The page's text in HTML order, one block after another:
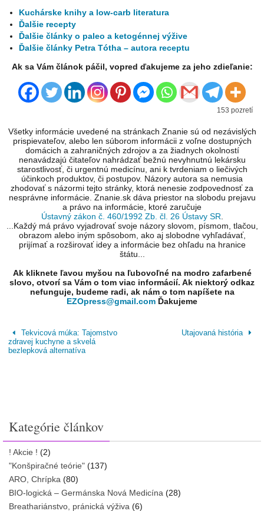
Kuchárske knihy a low-carb literatura
Ďalšie recepty
Ďalšie články o paleo a ketogénnej výžive
Ďalšie články Petra Tótha – autora receptu
Ak sa Vám článok páčil, vopred ďakujeme za jeho zdieľanie:
153 pozretí
Všetky informácie uvedené na stránkach Znanie sú od nezávislých
prispievateľov, alebo len súborom informácii z voľne dostupných
domácich a zahraničných zdrojov a za žiadnych okolností
nenavádzajú čitateľov nahrádzať bežnú nevyhnutnú lekársku
starostlivosť, či urgentnú medicínu, ani k tvrdeniam o liečivých
účinkoch produktov, či postupov. Názory autora sa nemusia
zhodovať s názormi tejto stránky, ktorá nenesie zodpovednosť za
nesprávne informácie. Znanie.sk dáva priestor na slobodu prejavu
a právo na informácie, ktoré zaručuje
Ústavný zákon č. 460/1992 Zb. čl. 26 Ústavy SR
...Každý má právo vyjadrovať svoje názory slovom, písmom, tlačou,
obrazom alebo iným spôsobom, ako aj slobodne vyhľadávať,
prijímať a rozširovať idey a informácie bez ohľadu na hranice
štátu...
Ak kliknete ľavou myšou na ľubovoľné na modro zafarbené
slovo, otvorí sa Vám o tom viac informácií. Ak niektorý odkaz
nefunguje, budeme radi, ak nám o tom napíšete na
EZOpress@gmail.com Ďakujeme
Tekvicová múka: Tajomstvo
zdravej kuchyne a skvelá
bezlepková alternatíva
Utajovaná história
Kategórie článkov
! Akcie ! (2)
"Konšpiračné teórie" (137)
ARO, Chrípka (80)
BIO-logická – Germánska Nová Medicína (28)
Breathariánstvo, pránická výživa (6)